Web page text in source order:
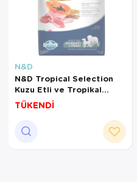
N&D
N&D Tropical Selection
Kuzu Etli ve Tropikal
Meyveli Orta ve Büyük Irk
Yetişkin Köpek Maması 10
TÜKENDİ